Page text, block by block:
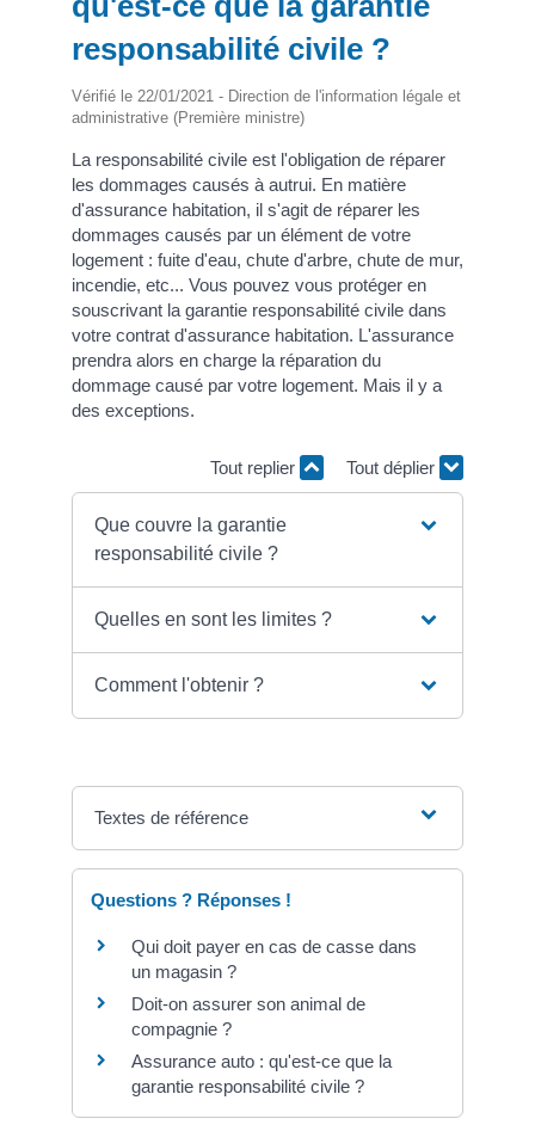
responsabilité civile ?
Vérifié le 22/01/2021 - Direction de l'information légale et
administrative (Première ministre)
La responsabilité civile est l'obligation de réparer
les dommages causés à autrui. En matière
d'assurance habitation, il s'agit de réparer les
dommages causés par un élément de votre
logement : fuite d'eau, chute d'arbre, chute de mur,
incendie, etc... Vous pouvez vous protéger en
souscrivant la garantie responsabilité civile dans
votre contrat d'assurance habitation. L'assurance
prendra alors en charge la réparation du
dommage causé par votre logement. Mais il y a
des exceptions.
Tout replier Tout déplier
Que couvre la garantie
responsabilité civile ?
Quelles en sont les limites ?
Comment l'obtenir ?
Textes de référence
Questions ? Réponses !
Qui doit payer en cas de casse dans
un magasin ?
Doit-on assurer son animal de
compagnie ?
Assurance auto : qu'est-ce que la
garantie responsabilité civile ?